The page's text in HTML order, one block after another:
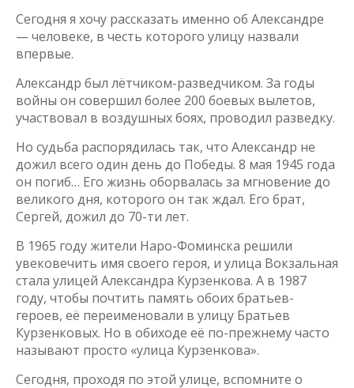
Сегодня я хочу рассказать именно об Александре
— человеке, в честь которого улицу назвали
впервые.
Александр был лётчиком-разведчиком. За годы
войны он совершил более 200 боевых вылетов,
участвовал в воздушных боях, проводил разведку.
Но судьба распорядилась так, что Александр не
дожил всего один день до Победы. 8 мая 1945 года
он погиб… Его жизнь оборвалась за мгновение до
великого дня, которого он так ждал. Его брат,
Сергей, дожил до 70-ти лет.
В 1965 году жители Наро-Фоминска решили
увековечить имя своего героя, и улица Вокзальная
стала улицей Александра Курзенкова. А в 1987
году, чтобы почтить память обоих братьев-
героев, её переименовали в улицу Братьев
Курзенковых. Но в обиходе её по-прежнему часто
называют просто «улица Курзенкова».
Сегодня, проходя по этой улице, вспомните о